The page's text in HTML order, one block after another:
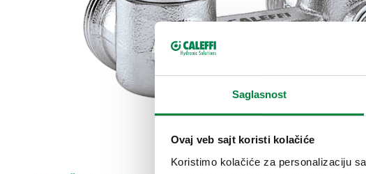
Saglasnost
Ovaj veb sajt koristi kolačiće
Koristimo kolačiće za personalizaciju